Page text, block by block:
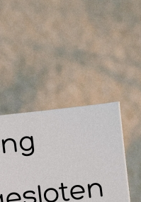
tape met een goede
zinkoxyde kleeflaag, die
in zowel de lengte